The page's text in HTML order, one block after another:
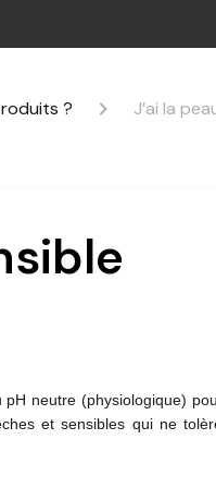
? J’ai la
neutre (physiologique)
et sensibles qui ne